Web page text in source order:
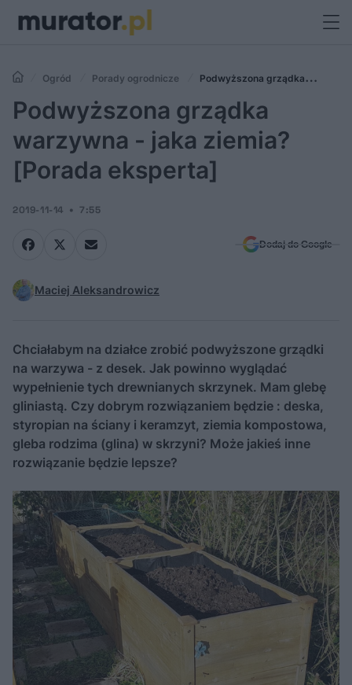
Ogród Porady ogrodnicze
Podwyższona grządka
warzywna - jaka ziemia? [Porada eksperta]
Podwyższona grządka
warzywna - jaka ziemia?
[Porada eksperta]
2019-11-14 7:55
Dodaj do Google
Maciej Aleksandrowicz
Chciałabym na działce zrobić podwyższone grządki
na warzywa - z desek. Jak powinno wyglądać
wypełnienie tych drewnianych skrzynek. Mam glebę
gliniastą. Czy dobrym rozwiązaniem będzie : deska,
styropian na ściany i keramzyt, ziemia kompostowa,
gleba rodzima (glina) w skrzyni? Może jakieś inne
rozwiązanie będzie lepsze?